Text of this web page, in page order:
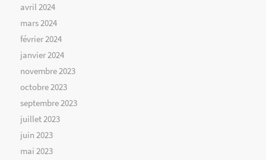
avril 2024
mars 2024
février 2024
janvier 2024
novembre 2023
octobre 2023
septembre 2023
juillet 2023
juin 2023
mai 2023